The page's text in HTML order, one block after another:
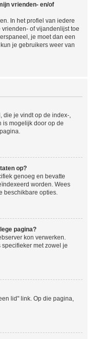
vrienden- en/of
In het profiel van iedere
of vijandenlijst toe
je moet dan een
je gebruikers weer van
die je vindt op de index-,
is mogelijk door op de
op?
genoeg en bevatte
worden. Wees
beschikbare opties.
pagina?
kon verwerken.
met zowel je
lid" link. Op die pagina,